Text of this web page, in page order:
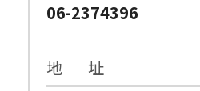
06-2374396
地 址